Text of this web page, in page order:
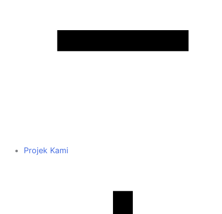
Projek Kami